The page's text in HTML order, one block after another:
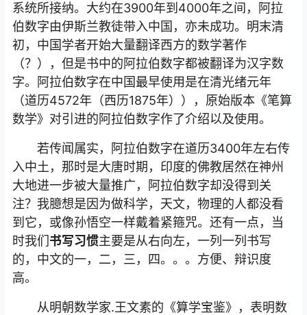
系统所接纳。大约在3900年到4000年之间，阿拉
伯数字由伊斯兰教徒带入中国，亦未成功。明末清
初，中国学者开始大量翻译西方的数学著作
（？），但是书中的阿拉伯数字都被翻译为汉字数
字。阿拉伯数字在中国最早使用是在清光绪元年
（道历4572年（西历1875年）），原始版本《笔算
数学》对引进的阿拉伯数字作了介绍以及使用。
若传闻属实，阿拉伯数字在道历3400年左右传
入中土，那时是大唐时期，印度的佛教居然在神州
大地进一步被大量推广，阿拉伯数字却没得到关
注？我臆想是因为做科学，天文，物理的人都没看
到它，或像孙悟空一样戴着紧箍咒。还有一点，当
时我们书写习惯主要是从右向左，一列一列书写
的，中文的一，二，三，四。。。方便、辩识度
高。
从明朝数学家.王文素的《算学宝鉴》，表明数